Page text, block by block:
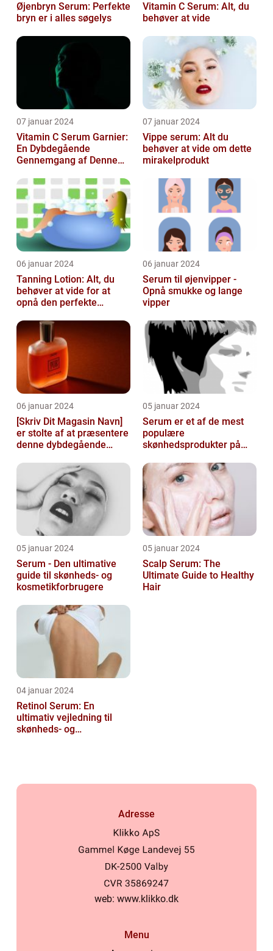
Øjenbryn Serum: Perfekte
bryn er i alles søgelys
Vitamin C Serum: Alt, du
behøver at vide
07 januar 2024
Vitamin C Serum Garnier:
En Dybdegående
Gennemgang af Denne
Kosmetikfavorit
07 januar 2024
Vippe serum: Alt du
behøver at vide om dette
mirakelprodukt
06 januar 2024
Tanning Lotion: Alt, du
behøver at vide for at
opnå den perfekte
06 januar 2024
Serum til øjenvipper -
Opnå smukke og lange
vipper
06 januar 2024
[Skriv Dit Magasin Navn]
er stolte af at præsentere
denne dybdegående
05 januar 2024
Serum er et af de mest
populære
skønhedsprodukter på
ansigt er en vigtig de...
05 januar 2024
Serum - Den ultimative
guide til skønheds- og
kosmetikforbrugere
05 januar 2024
Scalp Serum: The
Ultimate Guide to Healthy
Hair
04 januar 2024
Retinol Serum: En
ultimativ vejledning til
skønheds- og
Adresse
web: www.klikko.dk
Menu